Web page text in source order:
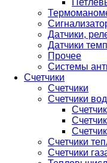
Датчики,
Датчики
Прочее
Системы
Счетчики
Счетчики
Счетчики
Счетчики
Счетчики